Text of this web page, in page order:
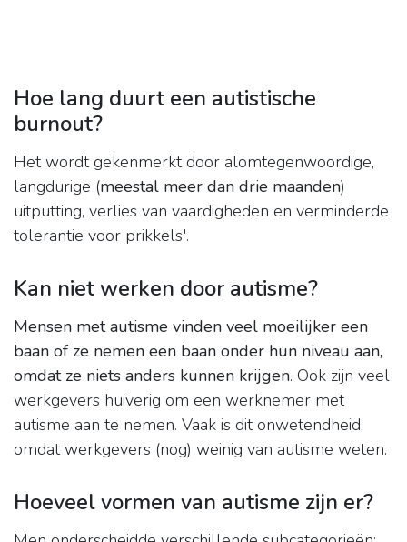
Hoe lang duurt een autistische
burnout?
Het wordt gekenmerkt door alomtegenwoordige,
langdurige (meestal meer dan drie maanden)
uitputting, verlies van vaardigheden en verminderde
tolerantie voor prikkels'.
Kan niet werken door autisme?
Mensen met autisme vinden veel moeilijker een
baan of ze nemen een baan onder hun niveau aan,
omdat ze niets anders kunnen krijgen. Ook zijn veel
werkgevers huiverig om een werknemer met
autisme aan te nemen. Vaak is dit onwetendheid,
omdat werkgevers (nog) weinig van autisme weten.
Hoeveel vormen van autisme zijn er?